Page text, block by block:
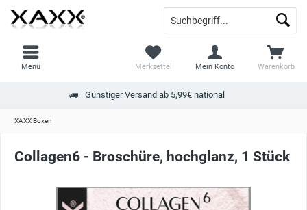
Günstiger Versand ab 5,99€ national
Warenkorb
Merkzettel Mein Konto
Menü
XAXX Boxen
Collagen6 - Broschüre, hochglanz, 1 Stück